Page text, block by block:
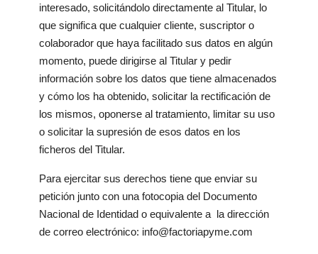
interesado, solicitándolo directamente al Titular, lo
que significa que cualquier cliente, suscriptor o
colaborador que haya facilitado sus datos en algún
momento, puede dirigirse al Titular y pedir
información sobre los datos que tiene almacenados
y cómo los ha obtenido, solicitar la rectificación de
los mismos, oponerse al tratamiento, limitar su uso
o solicitar la supresión de esos datos en los
ficheros del Titular.
Para ejercitar sus derechos tiene que enviar su
petición junto con una fotocopia del Documento
Nacional de Identidad o equivalente a la dirección
de correo electrónico: info@factoriapyme.com